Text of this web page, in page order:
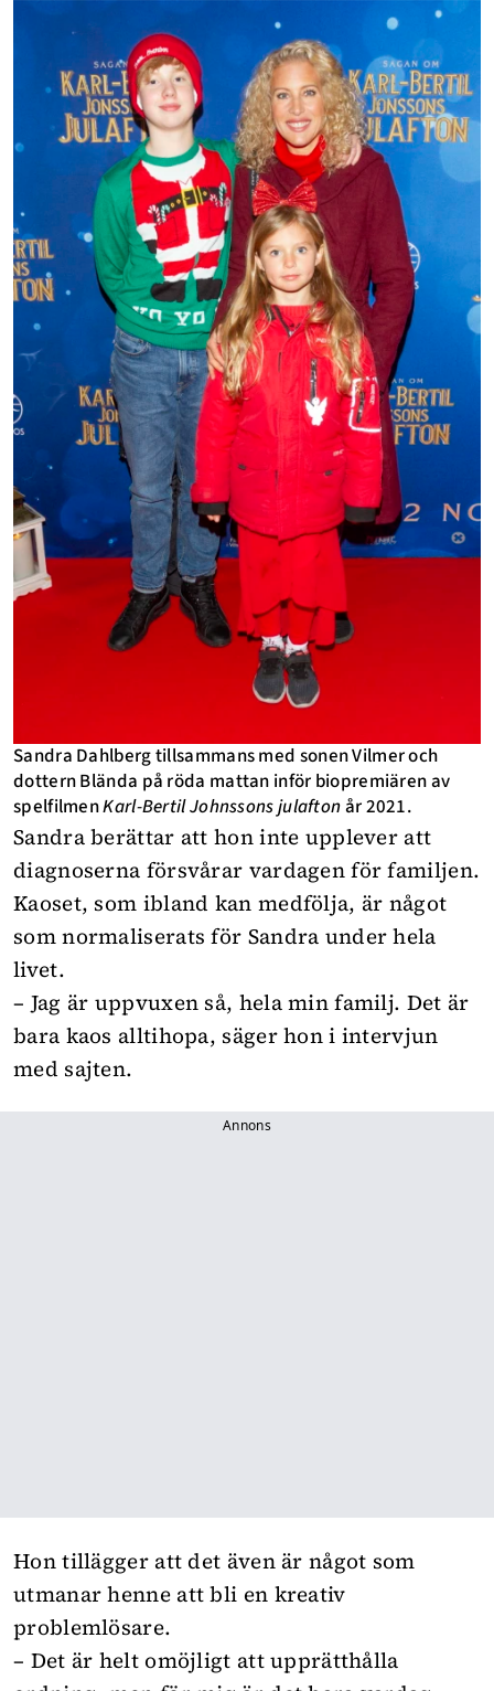
Sandra Dahlberg tillsammans med sonen Vilmer och
dottern Blända på röda mattan inför biopremiären av
spelfilmenKarl-Bertil Johnssons julaftonår 2021.
Sandra berättar att hon inte upplever att
diagnoserna försvårar vardagen för familjen.
Kaoset, som ibland kan medfölja, är något
som normaliserats för Sandra under hela
livet.
– Jag är uppvuxen så, hela min familj. Det är
bara kaos alltihopa, säger hon i intervjun
med sajten.
Annons
Hon tillägger att det även är något som
utmanar henne att bli en kreativ
problemlösare.
– Det är helt omöjligt att upprätthålla